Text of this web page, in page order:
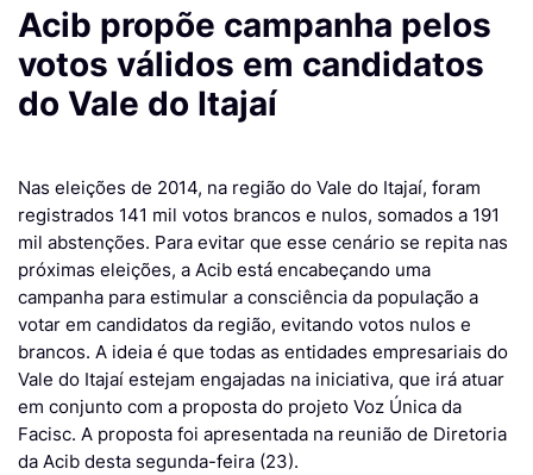
Acib propõe campanha pelos
votos válidos em candidatos
do Vale do Itajaí
Nas eleições de 2014, na região do Vale do Itajaí, foram
registrados 141 mil votos brancos e nulos, somados a 191
mil abstenções. Para evitar que esse cenário se repita nas
próximas eleições, a Acib está encabeçando uma
campanha para estimular a consciência da população a
votar em candidatos da região, evitando votos nulos e
brancos. A ideia é que todas as entidades empresariais do
Vale do Itajaí estejam engajadas na iniciativa, que irá atuar
em conjunto com a proposta do projeto Voz Única da
Facisc. A proposta foi apresentada na reunião de Diretoria
da Acib desta segunda-feira (23).